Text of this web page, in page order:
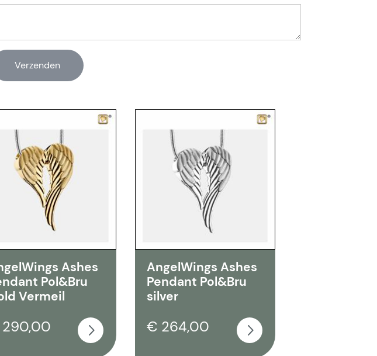
Ashes
Pol&Bru
Vermeil
AngelWings Ashes
Pendant Pol&Bru
silver
€ 264,00